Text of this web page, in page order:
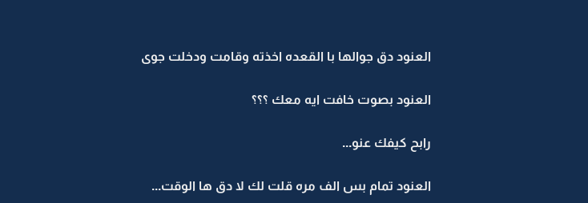
العنود دق جوالها با القعده اخذته وقامت ودخلت جوى
العنود بصوت خافت ايه معك ؟؟؟
رابح كيفك عنو...
العنود تمام بس الف مره قلت لك لا دق ها الوقت...